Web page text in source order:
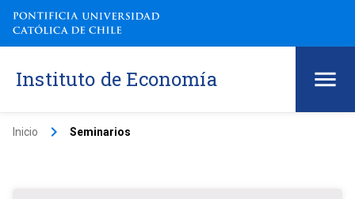
Instituto de Economía
Inicio keyboard_arrow_right Seminarios